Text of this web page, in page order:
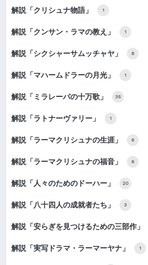
解説「クリシュナ物語」 1
解説「クンサン・ラマの教え」 1
解説「シクシャーサムッチャヤ」 8
解説「マハームドラーの月光」 1
解説「ミラレーパの十万歌」 35
解説「ラトナーヴァリー」 1
解説「ラーマクリシュナの生涯」 6
解説「ラーマクリシュナの福音」 6
解説「人々のためのドーハー」 20
解説「八十四人の成就者たち」 3
解説「安らぎを見つけるための三部作」
解説「実写ドラマ・ラーマーヤナ」 1